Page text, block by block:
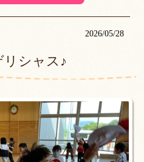
2026/05/28
シャス♪